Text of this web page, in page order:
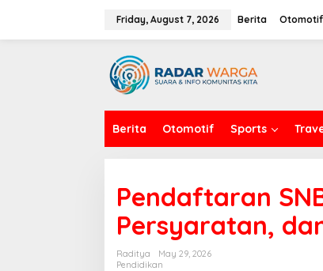
Friday, August 7, 2026 Berita Otomotif
Berita Otomotif Sports
Pendaftaran
Persyaratan,
Raditya
May 29, 2026
Pendidikan